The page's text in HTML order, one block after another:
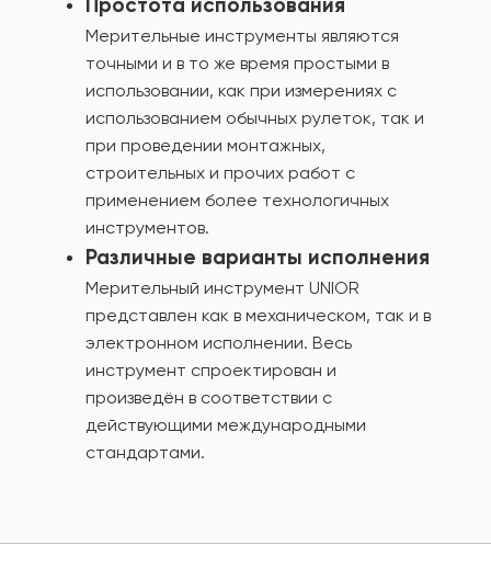
Мерительные инструменты являются
точными и в то же время простыми в
использовании, как при измерениях с
использованием обычных рулеток, так и
при проведении монтажных,
строительных и прочих работ с
применением более технологичных
инструментов.
Различные варианты исполнения
Мерительный инструмент UNIOR
представлен как в механическом, так и в
электронном исполнении. Весь
инструмент спроектирован и
произведён в соответствии с
действующими международными
стандартами.